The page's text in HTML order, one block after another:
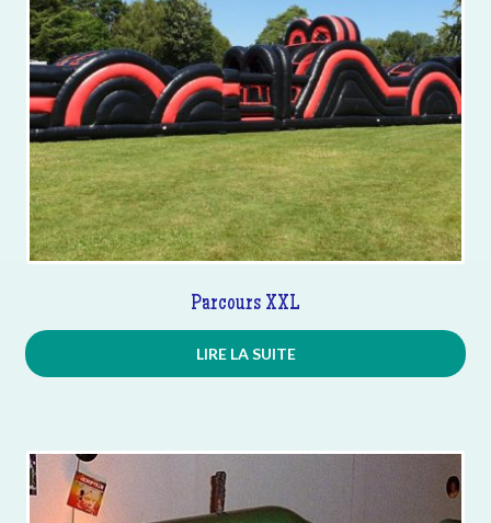
Parcours XXL
LIRE LA SUITE